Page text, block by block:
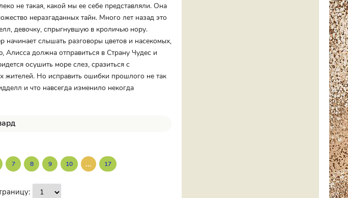
не такая, какой мы ее себе представляли. Она
неразгаданных тайн. Много лет назад это
девочку, спрыгнувшую в кроличью нору.
начинает слышать разговоры цветов и насекомых,
Алисса должна отправиться в Страну Чудес и
осушить море слез, сразиться с
жителей. Но исправить ошибки прошлого не так
и что навсегда изменило некогда
7 8 9 10 ... 17